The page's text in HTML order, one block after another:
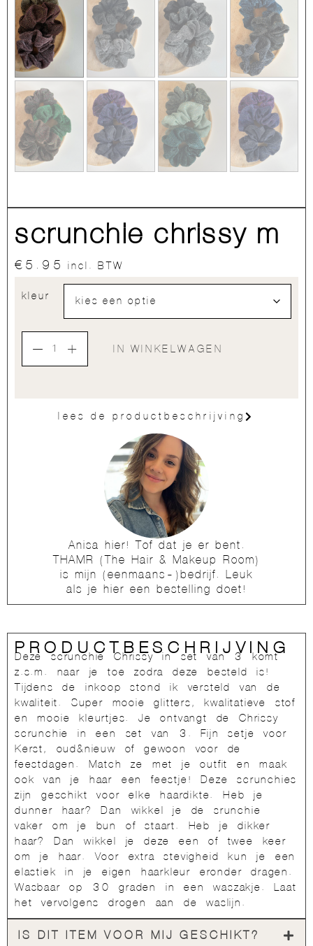
scrunchie chrissy m
€ 5.95 incl. BTW
kleur
IN WINKELWAGEN
lees de productbeschrijving
Anisa hier! Tof dat je er bent.
THAMR (The Hair & Makeup Room)
is mijn (eenmaans-)bedrijf. Leuk
als je hier een bestelling doet!
PRODUCTBESCHRIJVING
Deze scrunchie Chrissy in set van 3 komt
z.s.m. naar je toe zodra deze besteld is!
Tijdens de inkoop stond ik versteld van de
kwaliteit. Super mooie glitters, kwalitatieve stof
en mooie kleurtjes. Je ontvangt de Chrissy
scrunchie in een set van 3. Fijn setje voor
Kerst, oud&nieuw of gewoon voor de
feestdagen. Match ze met je outfit en maak
ook van je haar een feestje! Deze scrunchies
zijn geschikt voor elke haardikte. Heb je
dunner haar? Dan wikkel je de srunchie
vaker om je bun of staart. Heb je dikker
haar? Dan wikkel je deze een of twee keer
om je haar. Voor extra stevigheid kun je een
elastiek in je eigen haarkleur eronder dragen.
Wasbaar op 30 graden in een waszakje. Laat
het vervolgens drogen aan de waslijn.
IS DIT ITEM VOOR MIJ GESCHIKT?